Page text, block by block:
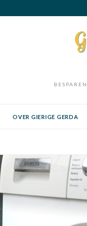
OVER GIERIGE GERDA